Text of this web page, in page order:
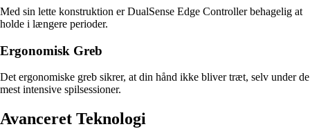
Med sin lette konstruktion er DualSense Edge Controller behagelig at
holde i længere perioder.
Ergonomisk Greb
Det ergonomiske greb sikrer, at din hånd ikke bliver træt, selv under de
mest intensive spilsessioner.
Avanceret Teknologi